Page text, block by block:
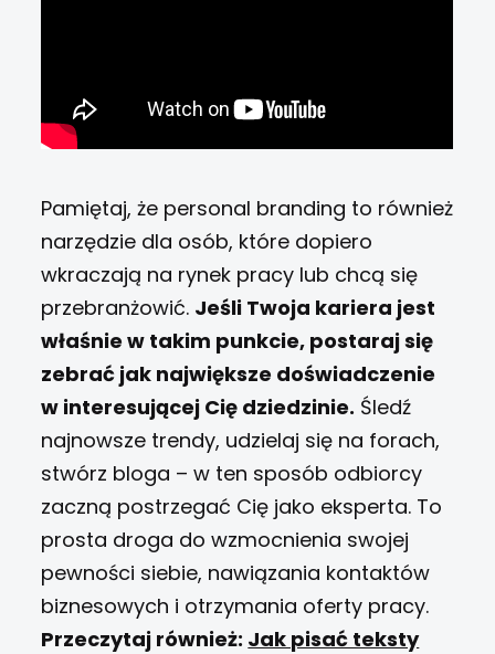
Pamiętaj, że personal branding to również
narzędzie dla osób, które dopiero
wkraczają na rynek pracy lub chcą się
przebranżowić. Jeśli Twoja kariera jest
właśnie w takim punkcie, postaraj się
zebrać jak największe doświadczenie
w interesującej Cię dziedzinie. Śledź
najnowsze trendy, udzielaj się na forach,
stwórz bloga – w ten sposób odbiorcy
zaczną postrzegać Cię jako eksperta. To
prosta droga do wzmocnienia swojej
pewności siebie, nawiązania kontaktów
biznesowych i otrzymania oferty pracy.
Przeczytaj również: Jak pisać teksty